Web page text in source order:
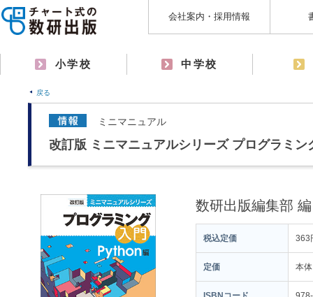
会社案内・採用情報
小学校 中学校
戻る
ミニマニュアル
改訂版 ミニマニュアルシリーズ プログラミ
数研出版編集部 編
税込定価 363
定価 本